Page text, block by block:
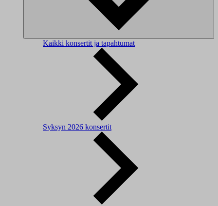
Kaikki konsertit ja tapahtumat
Syksyn 2026 konsertit